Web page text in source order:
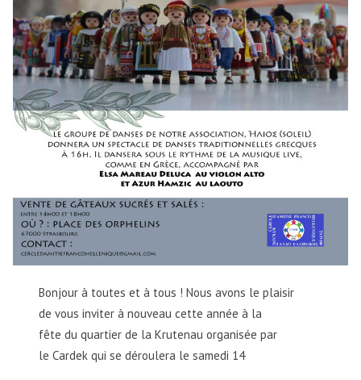
Bonjour à toutes et à tous ! Nous avons le plaisir
de vous inviter à nouveau cette année à la
fête du quartier de la Krutenau organisée par
le Cardek qui se déroulera le samedi 14